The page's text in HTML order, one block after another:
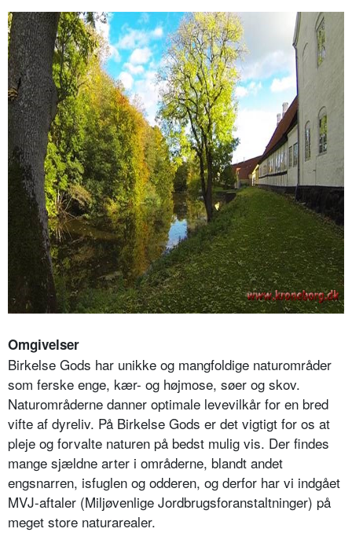
Omgivelser
Birkelse Gods har unikke og mangfoldige naturområder
som ferske enge, kær- og højmose, søer og skov.
Naturområderne danner optimale levevilkår for en bred
vifte af dyreliv. På Birkelse Gods er det vigtigt for os at
pleje og forvalte naturen på bedst mulig vis. Der findes
mange sjældne arter i områderne, blandt andet
engsnarren, isfuglen og odderen, og derfor har vi indgået
MVJ-aftaler (Miljøvenlige Jordbrugsforanstaltninger) på
meget store naturarealer.